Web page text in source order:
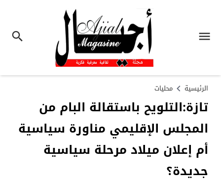
الرئيسية محليات
تازة:التلويح باستقالة البام من
المجلس الإقليمي مناورة سياسية
أم إعلان ميلاد مرحلة سياسية
جديدة؟